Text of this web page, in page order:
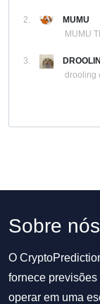
2.
MUMU
MUMU
3.
drooling
Sobre nós
O
fornece
operar em uma